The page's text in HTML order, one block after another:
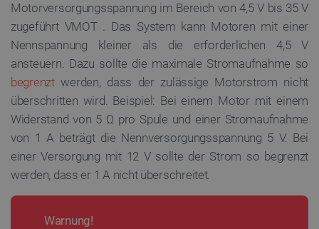
Motorversorgungsspannung im Bereich von 4,5 V bis 35 V
zugeführt VMOT . Das System kann Motoren mit einer
Nennspannung kleiner als die erforderlichen 4,5 V
ansteuern. Dazu sollte die maximale Stromaufnahme so
begrenztwerden, dass der zulässige Motorstrom nicht
überschritten wird. Beispiel: Bei einem Motor mit einem
Widerstand von 5 Ω pro Spule und einer Stromaufnahme
von 1 A beträgt die Nennversorgungsspannung 5 V. Bei
einer Versorgung mit 12 V sollte der Strom so begrenzt
werden, dass er 1 A nicht überschreitet.
Warnung!